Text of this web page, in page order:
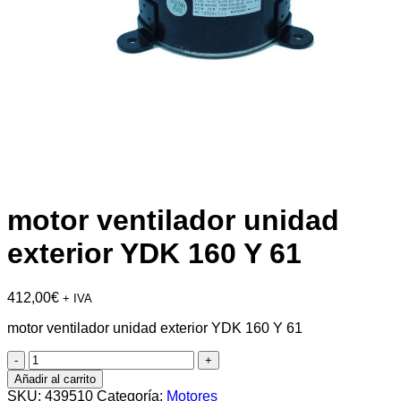
motor ventilador unidad
exterior YDK 160 Y 61
412,00€ + IVA
motor ventilador unidad exterior YDK 160 Y 61
motor
ventilador
unidad
Añadir al carrito
SKU: 439510 Categoría: Motores